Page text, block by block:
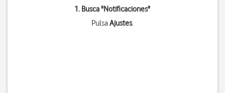
1. Busca "Notificaciones"
PulsaAjustes.